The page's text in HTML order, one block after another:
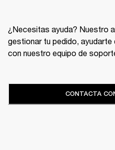
¿Necesitas ayuda? Nuestro
gestionar tu pedido,
con nuestro equipo de
CONTACTA